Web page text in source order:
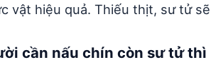
vật hiệu quả. Thiếu thịt, sư tử sẽ
cần nấu chín còn sư tử thì